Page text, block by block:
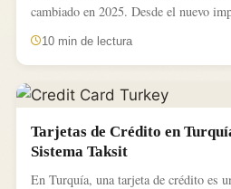
cambiado en 2025. Desde el nuevo
10 min de lectura
Tarjetas de Crédito en
Sistema Taksit
En Turquía, una tarjeta de crédito es